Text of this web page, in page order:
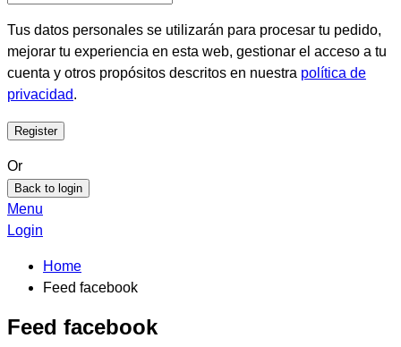
Tus datos personales se utilizarán para procesar tu pedido,
mejorar tu experiencia en esta web, gestionar el acceso a tu
cuenta y otros propósitos descritos en nuestra política de
privacidad.
Or
Back to login
Menu
Login
Home
Feed facebook
Feed facebook